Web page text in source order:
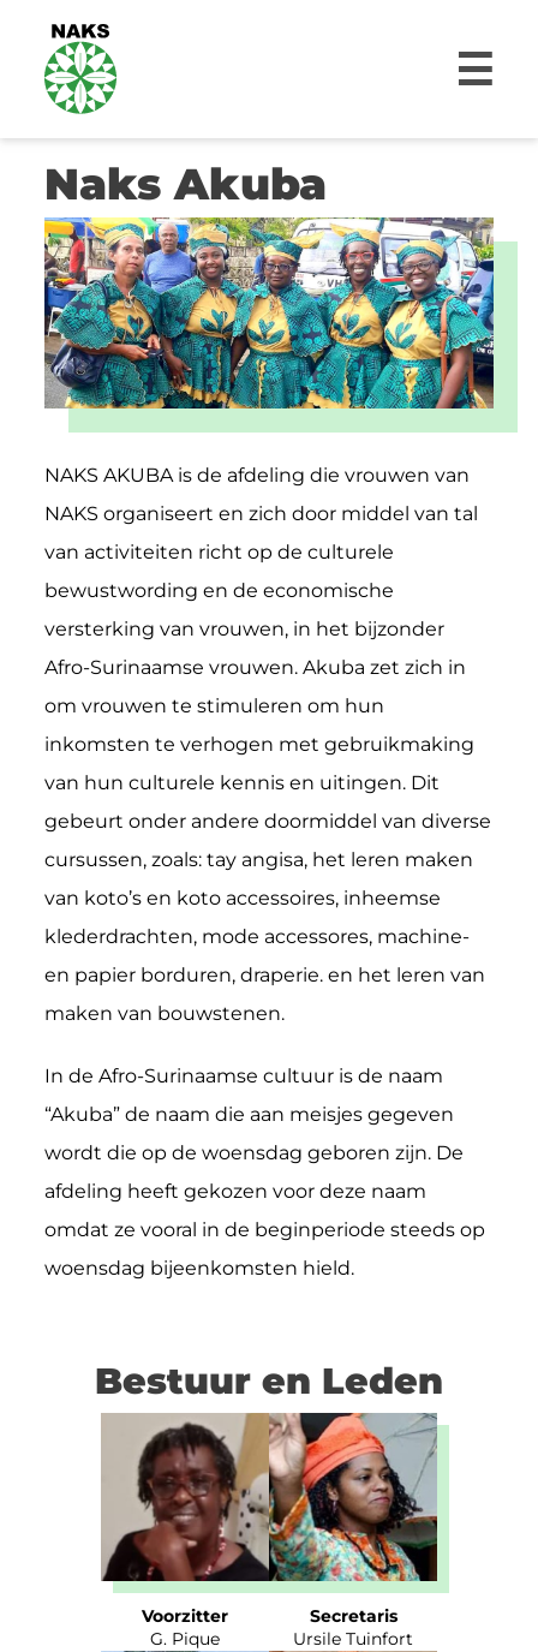
☰
Naks Akuba
NAKS AKUBA is de afdeling die vrouwen van
NAKS organiseert en zich door middel van tal
van activiteiten richt op de culturele
bewustwording en de economische
versterking van vrouwen, in het bijzonder
Afro-Surinaamse vrouwen. Akuba zet zich in
om vrouwen te stimuleren om hun
inkomsten te verhogen met gebruikmaking
van hun culturele kennis en uitingen. Dit
gebeurt onder andere doormiddel van diverse
cursussen, zoals: tay angisa, het leren maken
van koto’s en koto accessoires, inheemse
klederdrachten, mode accessores, machine-
en papier borduren, draperie. en het leren van
maken van bouwstenen.
In de Afro-Surinaamse cultuur is de naam
“Akuba” de naam die aan meisjes gegeven
wordt die op de woensdag geboren zijn. De
afdeling heeft gekozen voor deze naam
omdat ze vooral in de beginperiode steeds op
woensdag bijeenkomsten hield.
Bestuur en Leden
Voorzitter
G. Pique
Secretaris
Ursile Tuinfort